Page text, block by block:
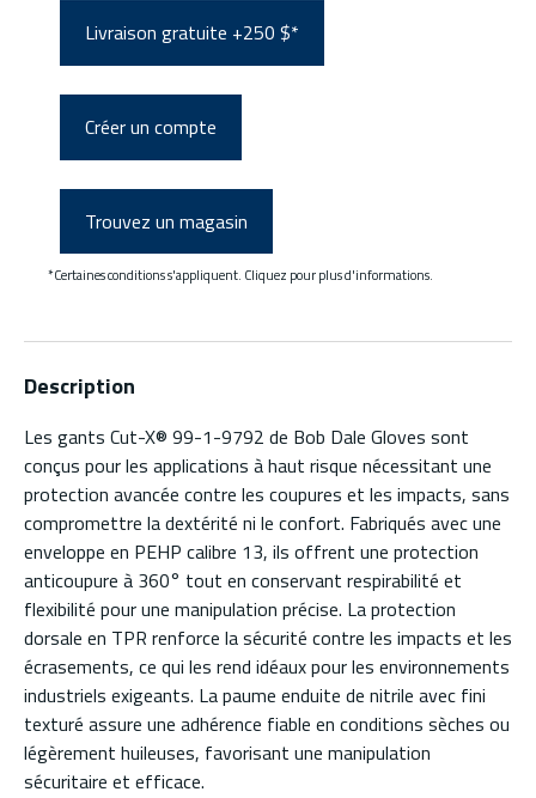
Livraison gratuite +250 $*
Créer un compte
Trouvez un magasin
*Certaines conditions s'appliquent. Cliquez pour plus d'informations.
Description
Les gants Cut-X® 99-1-9792 de Bob Dale Gloves sont
conçus pour les applications à haut risque nécessitant une
protection avancée contre les coupures et les impacts, sans
compromettre la dextérité ni le confort. Fabriqués avec une
enveloppe en PEHP calibre 13, ils offrent une protection
anticoupure à 360° tout en conservant respirabilité et
flexibilité pour une manipulation précise. La protection
dorsale en TPR renforce la sécurité contre les impacts et les
écrasements, ce qui les rend idéaux pour les environnements
industriels exigeants. La paume enduite de nitrile avec fini
texturé assure une adhérence fiable en conditions sèches ou
légèrement huileuses, favorisant une manipulation
sécuritaire et efficace.